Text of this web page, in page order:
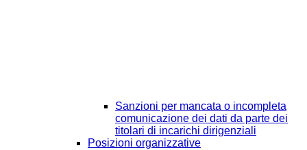
Sanzioni per mancata o incompleta
comunicazione dei dati da parte dei
titolari di incarichi dirigenziali
Posizioni organizzative